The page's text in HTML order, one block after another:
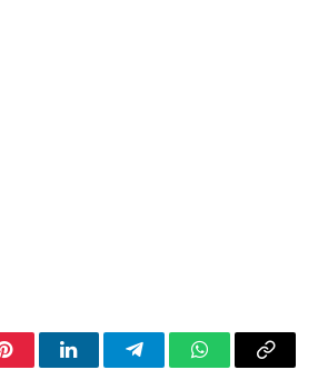
PinterestLinkedInTelegramWhatsApp
Copy